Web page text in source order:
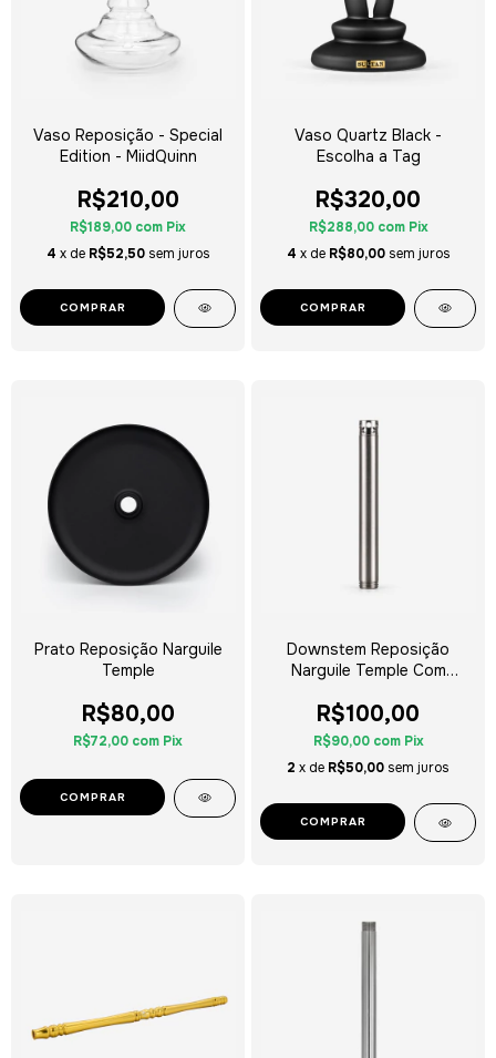
Vaso Reposição - Special
Edition - MiidQuinn
R$210,00
R$189,00 com Pix
4 x de R$52,50 sem juros
Vaso Quartz Black -
Escolha a Tag
R$320,00
R$288,00 com Pix
4 x de R$80,00 sem juros
COMPRAR
Prato Reposição Narguile
Temple
R$80,00
R$72,00 com Pix
COMPRAR
Downstem Reposição
Narguile Temple Com
R$100,00
R$90,00 com Pix
2 x de R$50,00 sem juros